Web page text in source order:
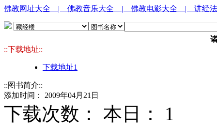
佛教网址大全 | 佛教音乐大全 | 佛教电影大全 | 讲经
::下载地址::
下载地址1
::图书简介::
添加时间： 2009年04月21日
下载次数： 本日： 1